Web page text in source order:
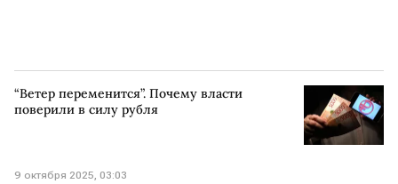
“Ветер переменится”. Почему власти
поверили в силу рубля
9 октября 2025, 03:03